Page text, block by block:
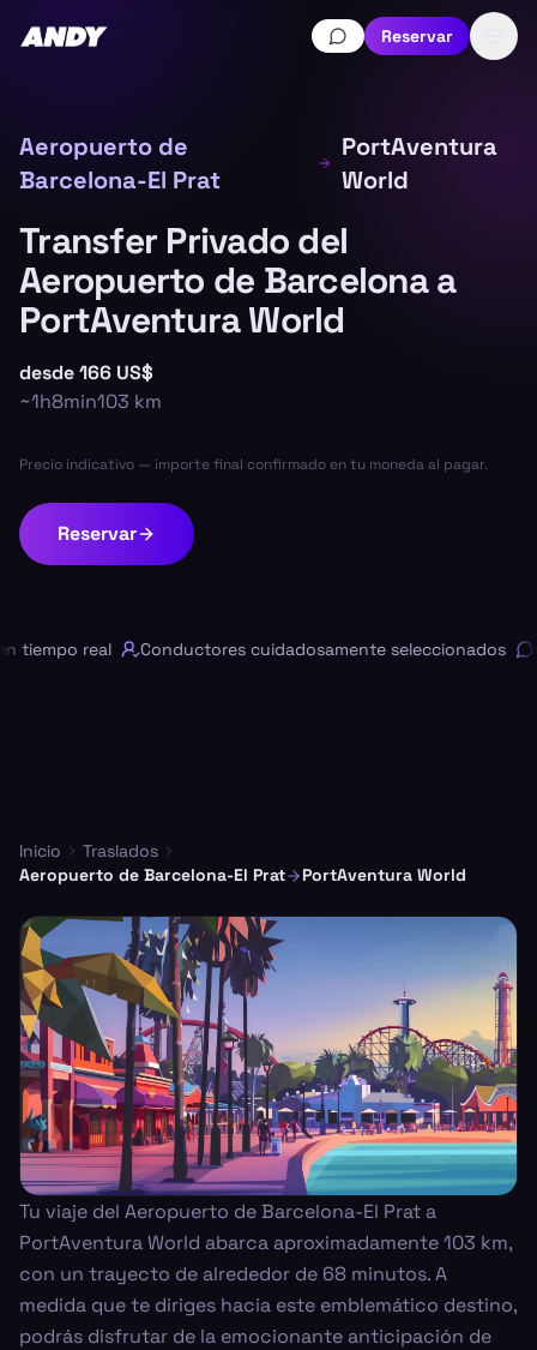
Reservar
Aeropuerto de
Barcelona-El Prat
PortAventura
World
Transfer Privado del
Aeropuerto de Barcelona a
PortAventura World
desde166 US$
~1h8min103 km
Precio indicativo — importe final confirmado en tu moneda al pagar.
Reservar
real Conductores cuidadosamente seleccionados
Inicio
Traslados
Aeropuerto de Barcelona-El Prat
PortAventura World
Tu viaje del Aeropuerto de Barcelona-El Prat a
PortAventura World abarca aproximadamente 103 km,
con un trayecto de alrededor de 68 minutos. A
medida que te diriges hacia este emblemático destino,
podrás disfrutar de la emocionante anticipación de